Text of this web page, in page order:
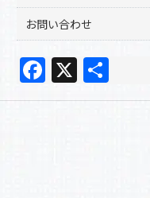
お問い合わせ
F
a
X
有